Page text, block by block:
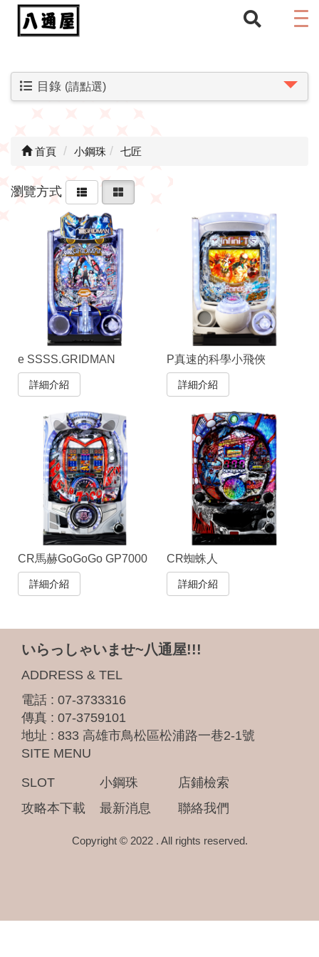
目錄 (請點選)
首頁 小鋼珠 七匠
瀏覽方式
e SSSS.GRIDMAN
詳細介紹
P真速的科學小飛俠
詳細介紹
CR馬赫GoGoGo GP7000
詳細介紹
CR蜘蛛人
詳細介紹
いらっしゃいませ~八通屋!!!
ADDRESS & TEL
電話 : 07-3733316
傳真 : 07-3759101
地址 : 833 高雄市鳥松區松浦路一巷2-1號
SITE MENU
SLOT 小鋼珠
店鋪檢索
攻略本下載
最新消息 聯絡我們
Copyright © 2022 . All rights reserved.